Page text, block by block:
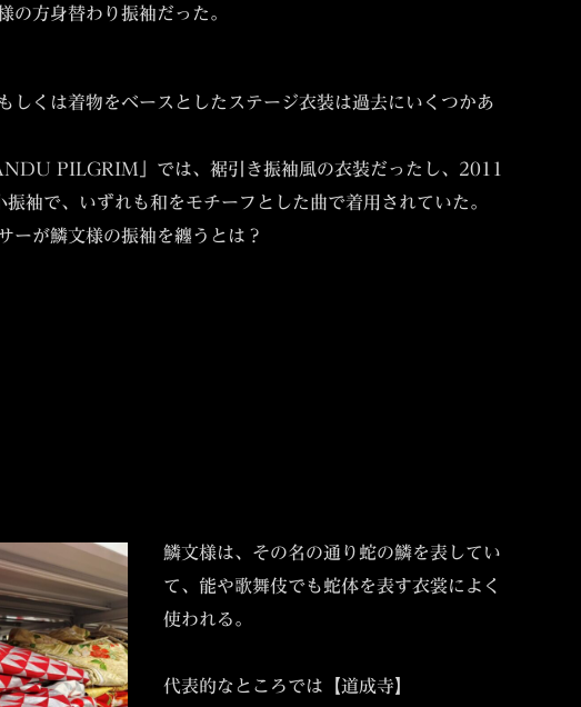
の方身替わり振袖だった。
しくは着物をベースとしたステージ衣装は過去にいくつかあ
PILGRIM」では、裾引き振袖風の衣装だったし、2011
袖で、いずれも和をモチーフとした曲で着用されていた。
ーが鱗文様の振袖を纏うとは？
鱗文様は、その名の通り蛇の鱗を表してい
て、能や歌舞伎でも蛇体を表す衣裳によく
使われる。
代表的なところでは【道成寺】